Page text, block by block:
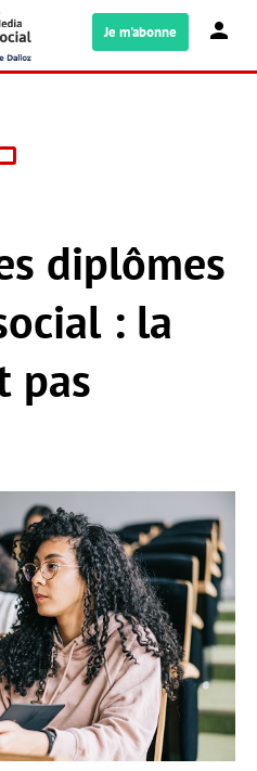
Je m'abonne
diplômes
: la
pas